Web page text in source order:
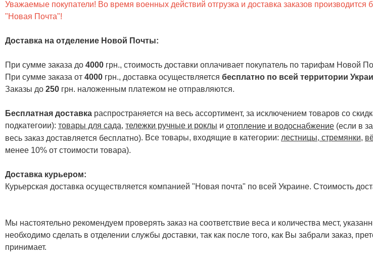
Уважаемые покупатели! Во время военных действий отгрузка и доставка заказов
"Новая Почта"!
Доставка на отделение Новой Почты:
При сумме заказа до 4000 грн., стоимость доставки оплачивает покупатель по тарифам Новой
При сумме заказа от 4000 грн., доставка осуществляется бесплатно по всей территории
Заказы до 250 грн. наложенным платежом не отправляются.
Бесплатная доставка распространяется на весь ассортимент, за исключением товаров со
подкатегоии): товары для сада, тележки ручные и роклы и отопление и водоснабжение (если в
весь заказ доставляется бесплатно). Все товары, входящие в категории: лестницы, стремянки,
менее 10% от стоимости товара).
Доставка курьером:
Курьерская доставка осуществляется компанией "Новая почта" по всей Украине. Стоимость
Мы настоятельно рекомендуем проверять заказ на соответствие веса и количества мест,
необходимо сделать в отделении службы доставки, так как после того, как Вы забрали заказ,
принимает.